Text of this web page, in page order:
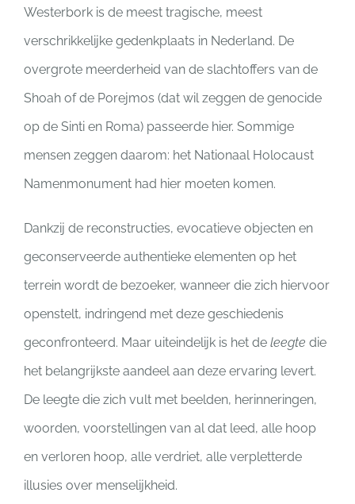
Westerbork is de meest tragische, meest
verschrikkelijke gedenkplaats in Nederland. De
overgrote meerderheid van de slachtoffers van de
Shoah of de Porejmos (dat wil zeggen de genocide
op de Sinti en Roma) passeerde hier. Sommige
mensen zeggen daarom: het Nationaal Holocaust
Namenmonument had hier moeten komen.
Dankzij de reconstructies, evocatieve objecten en
geconserveerde authentieke elementen op het
terrein wordt de bezoeker, wanneer die zich hiervoor
openstelt, indringend met deze geschiedenis
geconfronteerd. Maar uiteindelijk is het de leegte die
het belangrijkste aandeel aan deze ervaring levert.
De leegte die zich vult met beelden, herinneringen,
woorden, voorstellingen van al dat leed, alle hoop
en verloren hoop, alle verdriet, alle verpletterde
illusies over menselijkheid.